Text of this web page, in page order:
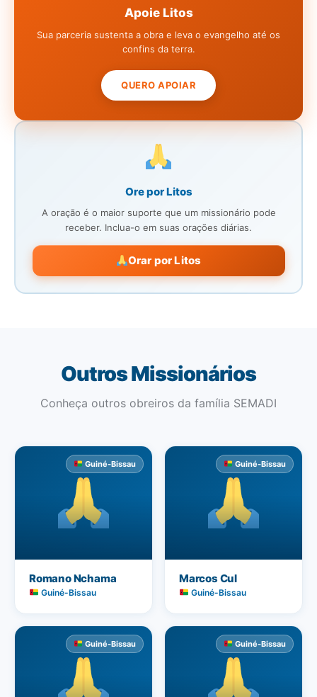
Apoie Litos
Sua parceria sustenta a obra e leva o evangelho até os
confins da terra.
QUERO APOIAR
Ore por Litos
A oração é o maior suporte que um missionário pode
receber. Inclua-o em suas orações diárias.
Orar por Litos
Outros Missionários
Conheça outros obreiros da família SEMADI
Guiné-Bissau
Romano Nchama
Guiné-Bissau
Guiné-Bissau
Marcos Cul
Guiné-Bissau
Guiné-Bissau Guiné-Bissau